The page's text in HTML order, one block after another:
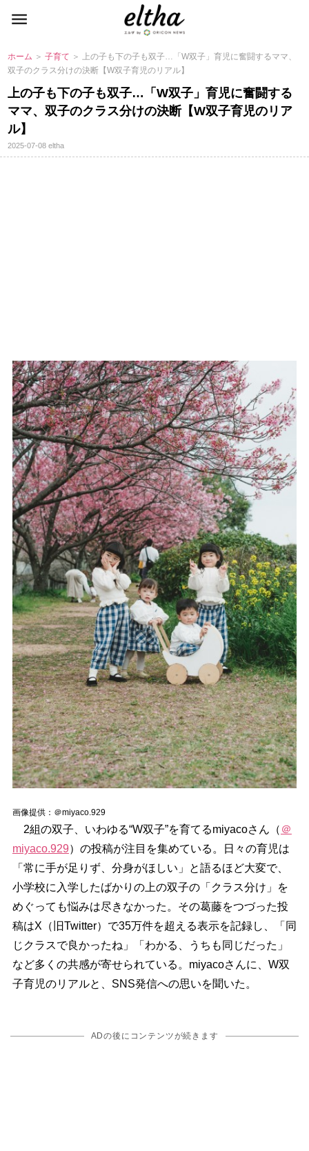
ホーム ＞子育て ＞ 上の子も下の子も双子…「W双子」育児に奮闘するママ、
双子のクラス分けの決断【W双子育児のリアル】
上の子も下の子も双子…「W双子」育児に奮闘する
ママ、双子のクラス分けの決断【W双子育児のリア
ル】
2025-07-08eltha
画像提供：＠miyaco.929
2組の双子、いわゆる“W双子”を育てるmiyacoさん（ ＠
miyaco.929）の投稿が注目を集めている。日々の育児は
「常に手が足りず、分身がほしい」と語るほど大変で、
小学校に入学したばかりの上の双子の「クラス分け」を
めぐっても悩みは尽きなかった。その葛藤をつづった投
稿はX（旧Twitter）で35万件を超える表示を記録し、「同
じクラスで良かったね」「わかる、うちも同じだった」
など多くの共感が寄せられている。miyacoさんに、W双
子育児のリアルと、SNS発信への思いを聞いた。
ADの後にコンテンツが続きます